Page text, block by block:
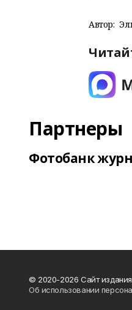
Автор:
Партнеры
Фотобанк
© 2020-2026 Сайт
Об использовании